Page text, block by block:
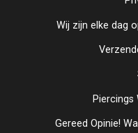
Wij zijn elke dag
Piercings
Gereed Opinie!